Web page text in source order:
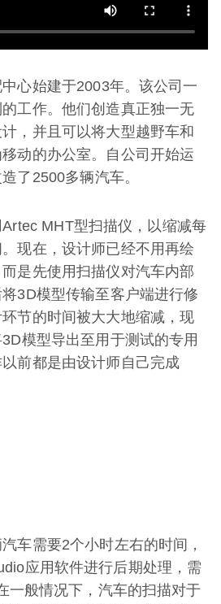
心始建于2003年。该公司一
工作。他们创造真正独一无
，并且可以将大型越野车和
动的办公室。自公司开始运
了2500多辆汽车。
MHT型扫描仪，以缩减每
现在，设计师已经不用再绘
是先使用扫描仪对汽车内部
3D模型传输至客户端进行修
节的时间被大大地缩减，现
模型导出至用于测试的专用
前都是由设计师自己完成
车需要2个小时左右的时间，
应用软件进行后期处理，需
一般情况下，汽车的扫描对于